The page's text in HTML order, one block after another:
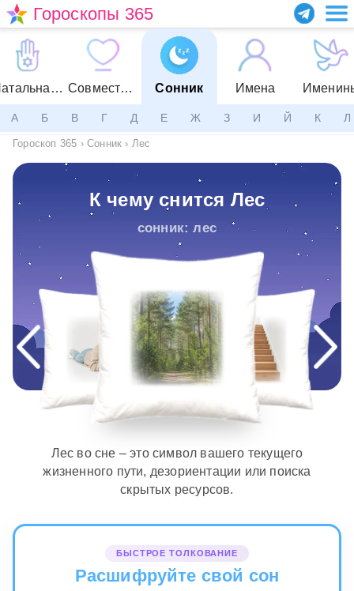
Гороскопы 365
Натальная карта Совместимость Сонник Имена
А Б В Г Д Е Ж З И Й К Л
Гороскоп 365 › Сонник › Лес
К чему снится Лес
сонник: лес
Лес во сне – это символ вашего текущего
жизненного пути, дезориентации или поиска
скрытых ресурсов.
БЫСТРОЕ ТОЛКОВАНИЕ
Расшифруйте свой сон